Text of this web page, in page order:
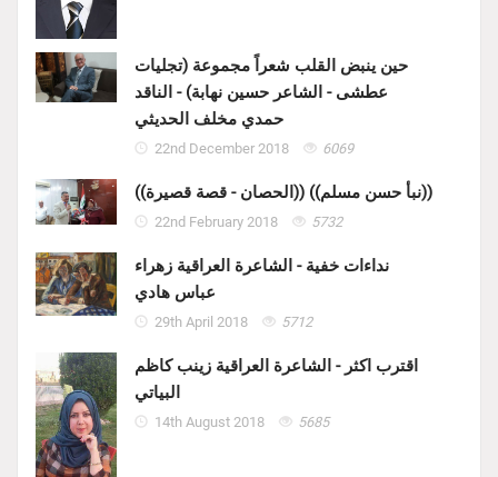
حين ينبض القلب شعراً مجموعة (تجليات
عطشى - الشاعر حسين نهابة) - الناقد
حمدي مخلف الحديثي
22nd December 2018 6069
((الحصان - قصة قصيرة)) ((نبأ حسن مسلم))
22nd February 2018 5732
نداءات خفية - الشاعرة العراقية زهراء
عباس هادي
29th April 2018 5712
اقترب اكثر - الشاعرة العراقية زينب كاظم
البياتي
14th August 2018 5685